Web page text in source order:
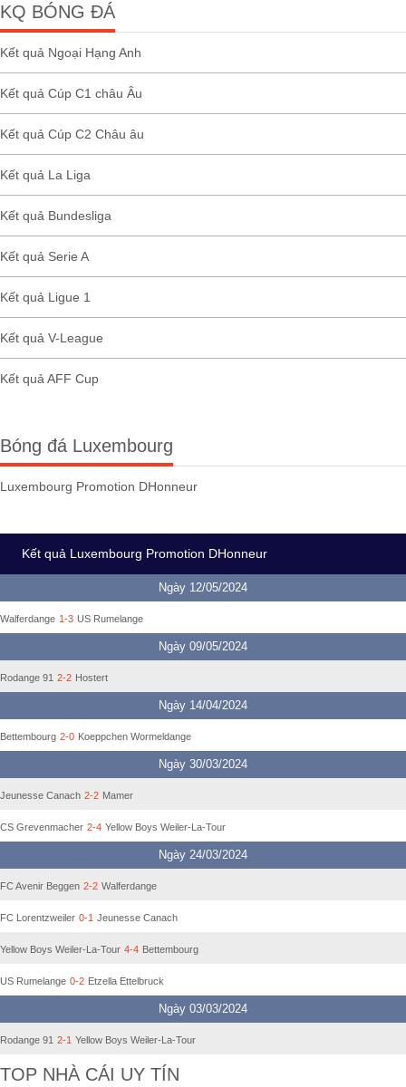
KQ BÓNG ĐÁ
Kết quả Ngoại Hạng Anh
Kết quả Cúp C1 châu Âu
Kết quả Cúp C2 Châu âu
Kết quả La Liga
Kết quả Bundesliga
Kết quả Serie A
Kết quả Ligue 1
Kết quả V-League
Kết quả AFF Cup
Bóng đá Luxembourg
Luxembourg Promotion DHonneur
Kết quả Luxembourg Promotion DHonneur
Ngày 12/05/2024
Walferdange 1-3 US Rumelange
Ngày 09/05/2024
Rodange 91 2-2 Hostert
Ngày 14/04/2024
Bettembourg 2-0 Koeppchen Wormeldange
Ngày 30/03/2024
Jeunesse Canach 2-2 Mamer
CS Grevenmacher 2-4 Yellow Boys Weiler-La-Tour
Ngày 24/03/2024
FC Avenir Beggen 2-2 Walferdange
FC Lorentzweiler 0-1 Jeunesse Canach
Yellow Boys Weiler-La-Tour 4-4 Bettembourg
US Rumelange 0-2 Etzella Ettelbruck
Ngày 03/03/2024
Rodange 91 2-1 Yellow Boys Weiler-La-Tour
TOP NHÀ CÁI UY TÍN